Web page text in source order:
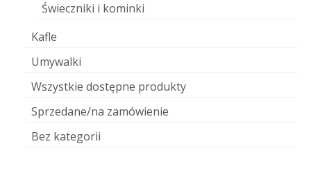
Świeczniki i kominki
Kafle
Umywalki
Wszystkie dostępne produkty
Sprzedane/na zamówienie
Bez kategorii